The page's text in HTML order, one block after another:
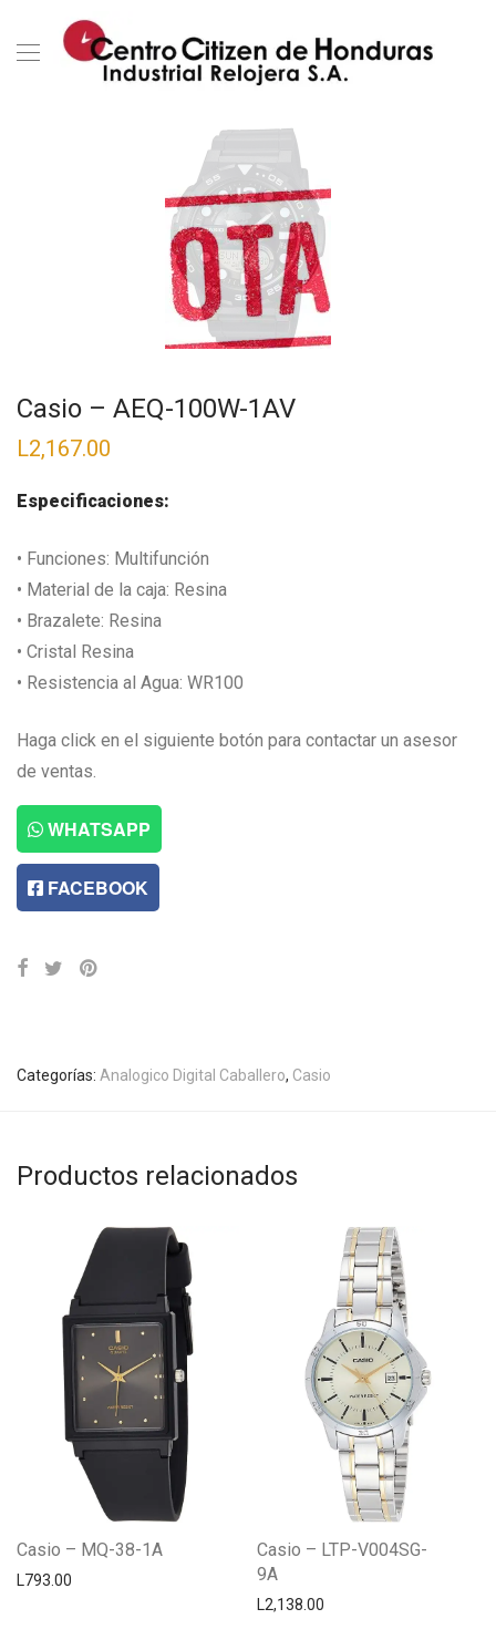
Casio – AEQ-100W-1AV
L2,167.00
Especificaciones:
• Funciones: Multifunción
• Material de la caja: Resina
• Brazalete: Resina
• Cristal Resina
• Resistencia al Agua: WR100
Haga click en el siguiente botón para contactar un asesor
de ventas.
WHATSAPP
FACEBOOK
Categorías: Analogico Digital Caballero, Casio
Productos relacionados
Casio – MQ-38-1A
L793.00
Casio – LTP-V004SG-
9A
L2,138.00